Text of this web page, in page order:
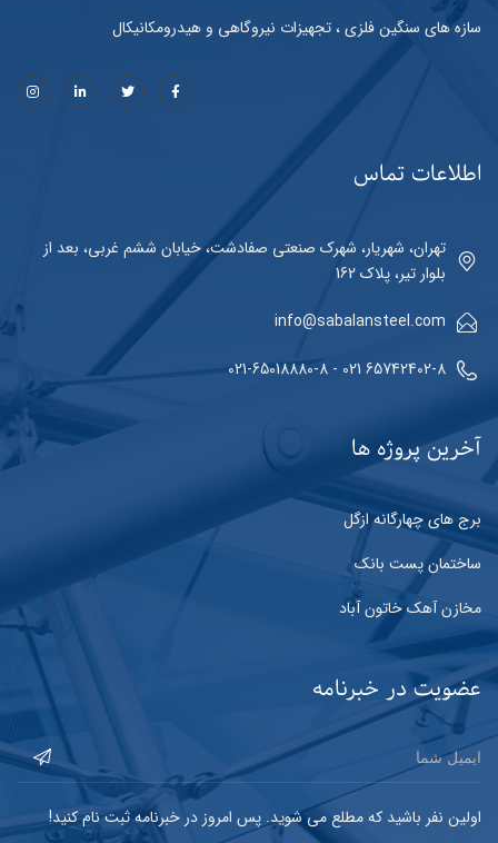
سازه های سنگین فلزی ، تجهیزات نیروگاهی و هیدرومکانیکال
اطلاعات تماس
تهران، شهریار، شهرک صنعتی صفادشت، خیابان ششم غربی، بعد از
بلوار تیر، پلاک 162
info@sabalansteel.com
65742402-8 021 - 021-65018880-8
آخرین پروژه ها
برج های چهارگانه ازگل
ساختمان پست بانک
مخازن آهک خاتون آباد
عضویت در خبرنامه
اولین نفر باشید که مطلع می شوید. پس امروز در خبرنامه ثبت نام کنید!